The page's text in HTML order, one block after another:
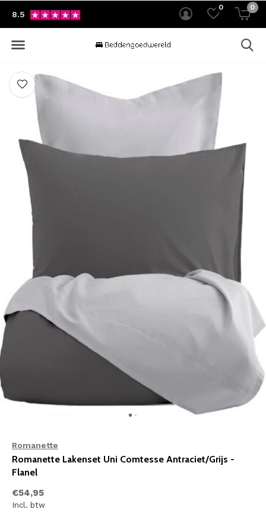
0 0
8.5
Romanette
Romanette Lakenset Uni Comtesse Antraciet/Grijs -
Flanel
€54,95
Incl. btw